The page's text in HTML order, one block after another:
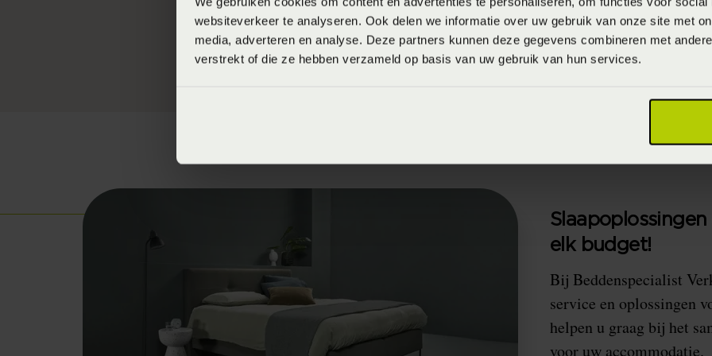
websiteverkeer te analyseren. Ook delen we informatie over uw gebruik van onze site met
media, adverteren en analyse. Deze partners kunnen deze gegevens combineren met
verstrekt of die ze hebben verzameld op basis van uw gebruik van hun services.
een bed dat hun verwachtingen overtreft
blijvende indruk achterlaat.
elk budget!
Bij Beddenspecialist
service en oplossingen
helpen u graag bij het
voor uw accommodatie.